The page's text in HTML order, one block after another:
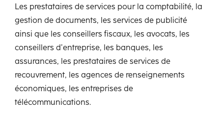
Les prestataires de services pour la comptabilité, la
gestion de documents, les services de publicité
ainsi que les conseillers fiscaux, les avocats, les
conseillers d’entreprise, les banques, les
assurances, les prestataires de services de
recouvrement, les agences de renseignements
économiques, les entreprises de
télécommunications.